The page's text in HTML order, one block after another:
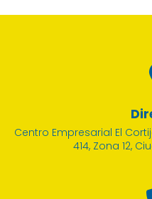
Centro Empresarial El
414, Zona 12,